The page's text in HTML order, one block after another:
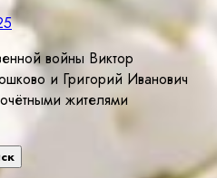
войны Виктор
и Григорий Иванович
жителями